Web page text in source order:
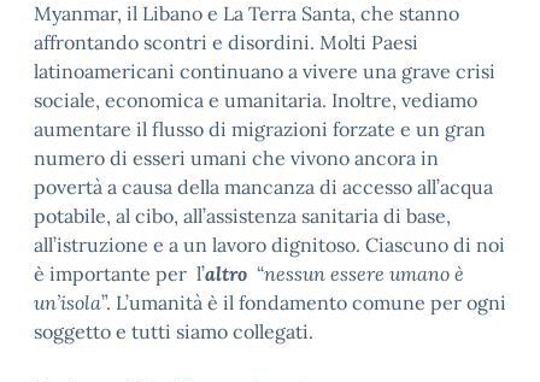
Myanmar, il Libano e La Terra Santa, che stanno
affrontando scontri e disordini. Molti Paesi
latinoamericani continuano a vivere una grave crisi
sociale, economica e umanitaria. Inoltre, vediamo
aumentare il flusso di migrazioni forzate e un gran
numero di esseri umani che vivono ancora in
povertà a causa della mancanza di accesso all’acqua
potabile, al cibo, all’assistenza sanitaria di base,
all’istruzione e a un lavoro dignitoso. Ciascuno di noi
è importante per l’altro “nessun essere umano è
un’isola”. L’umanità è il fondamento comune per ogni
soggetto e tutti siamo collegati.